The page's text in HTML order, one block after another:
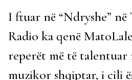
I ftuar në “Ndryshe”
Radio ka qenë
reperët më të talentuar
muzikor shqiptar, i cili